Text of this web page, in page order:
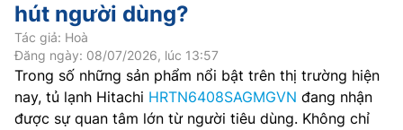
hút người dùng?
Tác giả: Hoà
Đăng ngày: 08/07/2026, lúc 13:57
Trong số những sản phẩm nổi bật trên thị trường hiện
nay, tủ lạnh Hitachi HRTN6408SAGMGVN đang nhận
được sự quan tâm lớn từ người tiêu dùng. Không chỉ